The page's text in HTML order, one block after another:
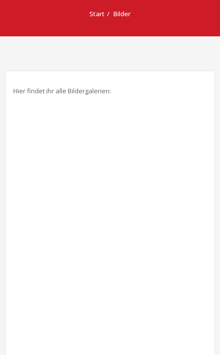
Start Bilder
Hier findet ihr alle Bildergalerien: